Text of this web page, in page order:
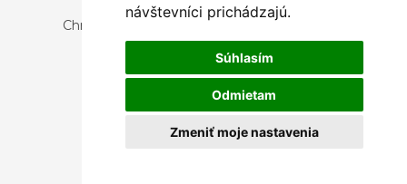
návštevníci prichádzajú.
Súhlasím
Odmietam
Zmeniť moje nastavenia
Česká republika
Chrustenice 270, 267 12 Loděnice u Berouna
Slovensko
Nová 366, 032 02 Závažná Poruba